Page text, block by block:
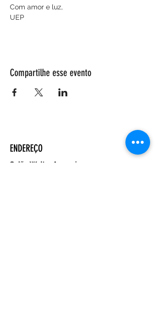
Com amor e luz,
UEP
Compartilhe esse evento
ENDEREÇO
Salão Walter Accorsi